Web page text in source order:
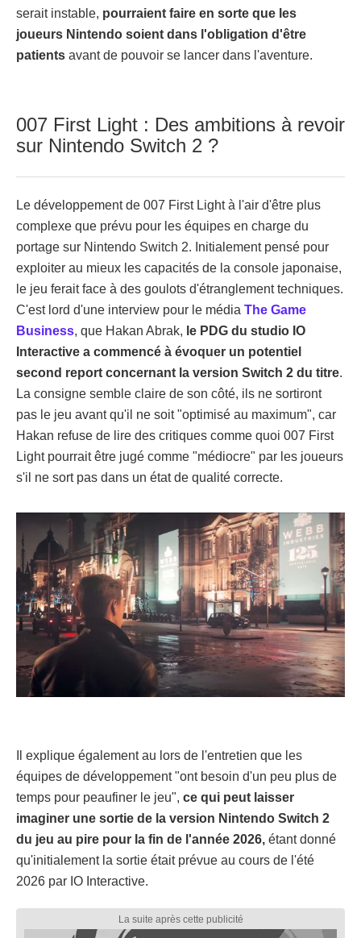
serait instable, pourraient faire en sorte que les
joueurs Nintendo soient dans l'obligation d'être
patients avant de pouvoir se lancer dans l'aventure.
007 First Light : Des ambitions à revoir
sur Nintendo Switch 2 ?
Le développement de 007 First Light à l'air d'être plus
complexe que prévu pour les équipes en charge du
portage sur Nintendo Switch 2. Initialement pensé pour
exploiter au mieux les capacités de la console japonaise,
le jeu ferait face à des goulots d'étranglement techniques.
C'est lord d'une interview pour le média The Game
Business, que Hakan Abrak, le PDG du studio IO
Interactive a commencé à évoquer un potentiel
second report concernant la version Switch 2 du titre.
La consigne semble claire de son côté, ils ne sortiront
pas le jeu avant qu'il ne soit "optimisé au maximum", car
Hakan refuse de lire des critiques comme quoi 007 First
Light pourrait être jugé comme "médiocre" par les joueurs
s'il ne sort pas dans un état de qualité correcte.
Il explique également au lors de l'entretien que les
équipes de développement "ont besoin d'un peu plus de
temps pour peaufiner le jeu", ce qui peut laisser
imaginer une sortie de la version Nintendo Switch 2
du jeu au pire pour la fin de l'année 2026, étant donné
qu'initialement la sortie était prévue au cours de l'été
2026 par IO Interactive.